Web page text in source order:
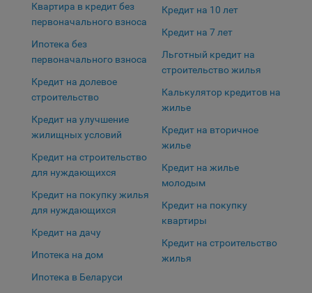
Квартира в кредит без
первоначального взноса
Ипотека без
первоначального взноса
Кредит на долевое
строительство
Кредит на улучшение
жилищных условий
Кредит на строительство
для нуждающихся
Кредит на покупку жилья
для нуждающихся
Кредит на дачу
Ипотека на дом
Ипотека в Беларуси
Кредит на 10 лет
Кредит на 7 лет
Льготный кредит на
строительство жилья
Калькулятор кредитов на
жилье
Кредит на вторичное
жилье
Кредит на жилье
молодым
Кредит на покупку
квартиры
Кредит на строительство
жилья